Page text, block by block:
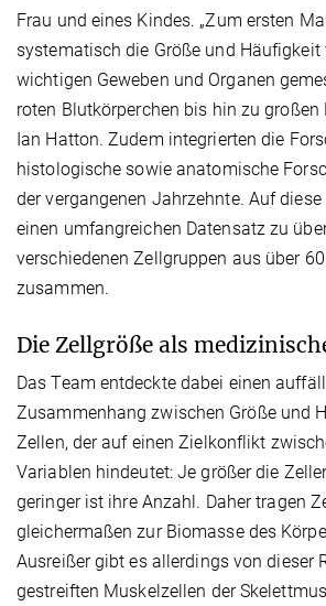
Frau und eines Kindes. „Zum ersten
systematisch die Größe und
wichtigen Geweben und Organen
roten Blutkörperchen bis hin zu großen
Ian Hatton. Zudem integrierten die
histologische sowie anatomische
der vergangenen Jahrzehnte. Auf
einen umfangreichen Datensatz zu
verschiedenen Zellgruppen aus über
zusammen.
Die Zellgröße als
Das Team entdeckte dabei einen
Zusammenhang zwischen Größe und
Zellen, der auf einen Zielkonflikt
Variablen hindeutet: Je größer die
geringer ist ihre Anzahl. Daher tragen
gleichermaßen zur Biomasse des
Ausreißer gibt es allerdings von dieser
gestreiften Muskelzellen der